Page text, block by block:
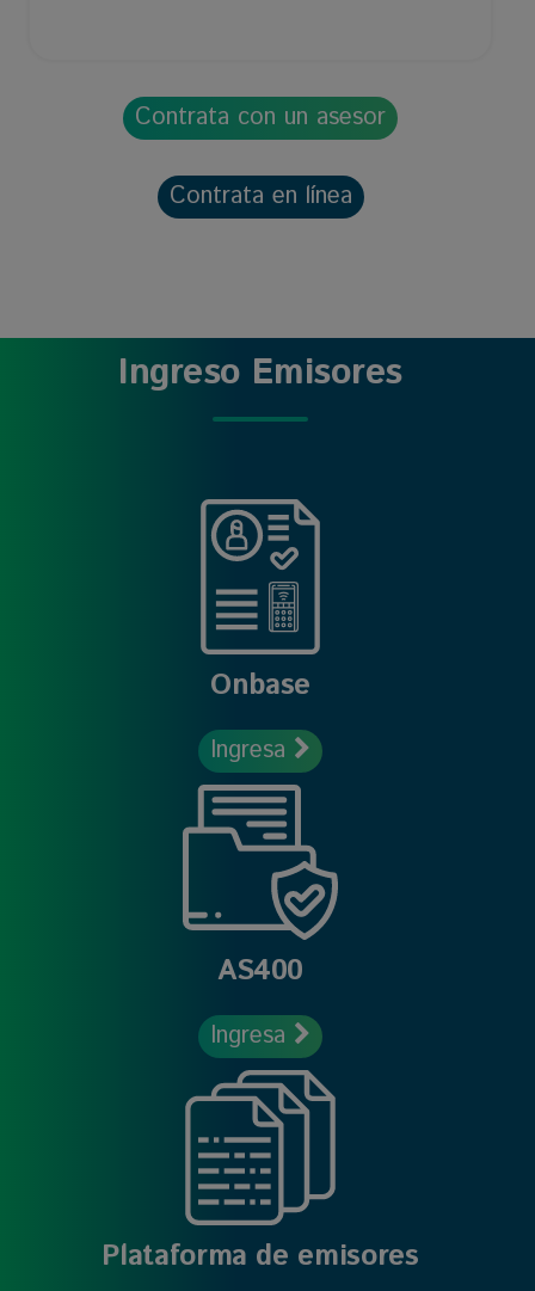
Contrata con un asesor
Contrata en línea
Ingreso Emisores
Onbase
Ingresa
AS400
Ingresa
Plataforma de emisores